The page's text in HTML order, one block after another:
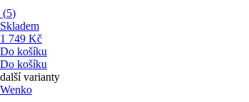
(5)
Skladem
1 749 Kč
Do košíku
Do košíku
další varianty
Wenko